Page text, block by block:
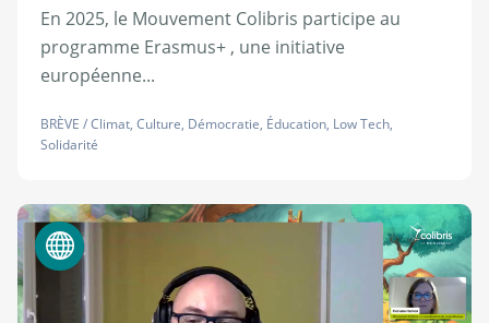
En 2025, le Mouvement Colibris participe au
programme Erasmus+ , une initiative
européenne...
BRÈVE /Climat, Culture, Démocratie, Éducation, Low Tech,
Solidarité
Numérique éthique